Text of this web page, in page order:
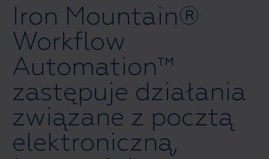
Iron Mountain®
Workflow
Automation™
zastępuje działania
związane z pocztą
elektroniczną,